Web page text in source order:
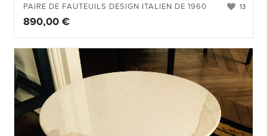
13
PAIRE DE FAUTEUILS DESIGN ITALIEN DE 1960
890,00 €